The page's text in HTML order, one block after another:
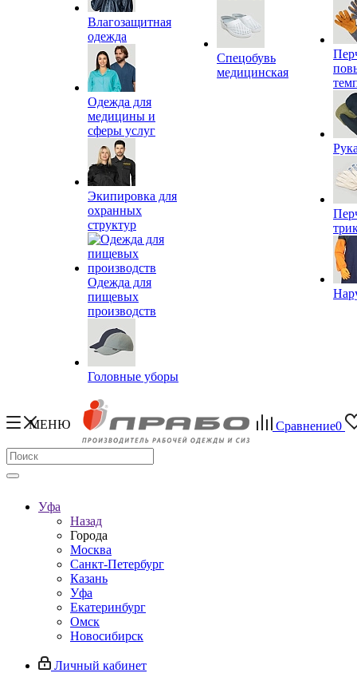
Влагозащитная
одежда
Одежда для
медицины и
сферы услуг
Экипировка для
охранных
структур
Одежда для
пищевых
производств
Головные уборы
Спецобувь
медицинская
МЕНЮ Сравнение0
Уфа
Назад
Города
Москва
Санкт-Петербург
Казань
Уфа
Екатеринбург
Омск
Новосибирск
Личный кабинет